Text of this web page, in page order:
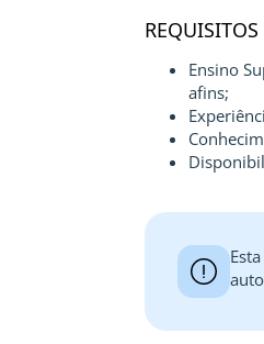
REQUISITOS
Ensino
afins;